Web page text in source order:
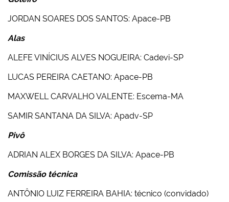
JORDAN SOARES DOS SANTOS: Apace-PB
Alas
ALEFE VINÍCIUS ALVES NOGUEIRA: Cadevi-SP
LUCAS PEREIRA CAETANO: Apace-PB
MAXWELL CARVALHO VALENTE: Escema-MA
SAMIR SANTANA DA SILVA: Apadv-SP
Pivô
ADRIAN ALEX BORGES DA SILVA: Apace-PB
Comissão técnica
ANTÔNIO LUIZ FERREIRA BAHIA: técnico (convidado)